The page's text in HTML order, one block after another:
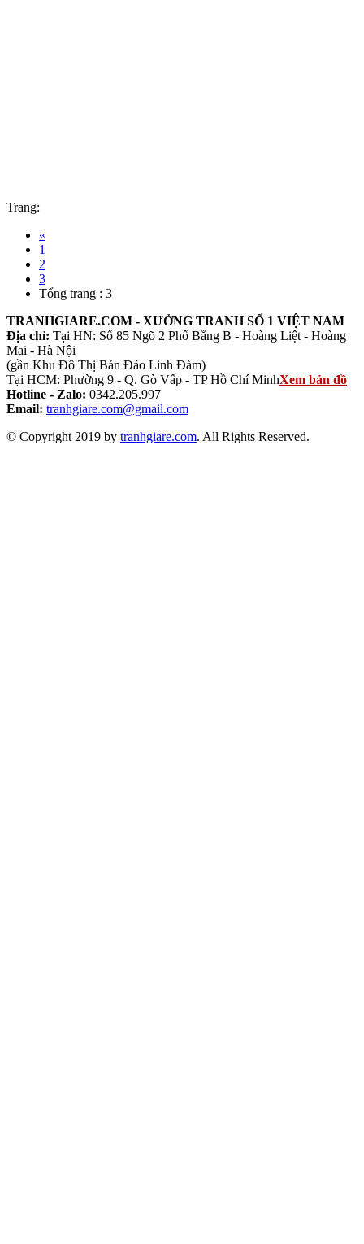
Trang:
«
1
2
3
Tổng trang : 3
TRANHGIARE.COM - XƯỞNG TRANH SỐ 1 VIỆT NAM
Địa chỉ: Tại HN: Số 85 Ngõ 2 Phố Bằng B - Hoàng Liệt - Hoàng
Mai - Hà Nội
(gần Khu Đô Thị Bán Đảo Linh Đàm)
Tại HCM: Phường 9 - Q. Gò Vấp - TP Hồ Chí MinhXem bản đồ
Hotline - Zalo: 0342.205.997
Email: tranhgiare.com@gmail.com
© Copyright 2019 by tranhgiare.com. All Rights Reserved.